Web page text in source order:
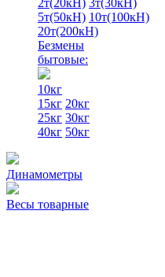
2т(20кН) 3т(30кН)
5т(50кН) 10т(100кН)
20т(200кН)
Безмены
бытовые:
10кг
15кг 20кг
25кг 30кг
40кг 50кг
Динамометры
Весы товарные